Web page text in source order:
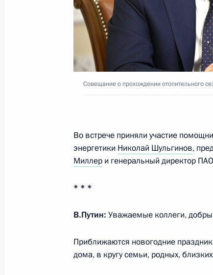
Заседание комиссии
«Энергетика»
изменений в соглашение о
Венгрии кредита для
7 декабря 2021 года, 09:15
Перечень поручений по итогам
Правительства о мерах по
23 ноября 2021 года, 19:00
Совещание о прохождении отопительного
Во встрече приняли участие
энергетики Николай Шульгинов,
Миллер и генеральный директор
* * *
В.Путин: Уважаемые коллеги,
Приближаются новогодние
дома, в кругу семьи, родных,